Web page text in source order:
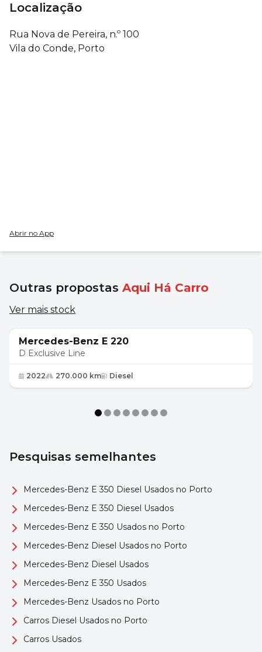
Localização
Rua Nova de Pereira, n.º 100
Vila do Conde, Porto
Abrir no App
Outras propostas Aqui Há Carro
Ver mais stock
25 450 €
Mercedes-Benz E 220
D Exclusive Line
2022 270.000 km Diesel
Pesquisas semelhantes
Mercedes-Benz E 350 Diesel Usados no Porto
Mercedes-Benz E 350 Diesel Usados
Mercedes-Benz E 350 Usados no Porto
Mercedes-Benz Diesel Usados no Porto
Mercedes-Benz Diesel Usados
Mercedes-Benz E 350 Usados
Mercedes-Benz Usados no Porto
Carros Diesel Usados no Porto
Carros Usados